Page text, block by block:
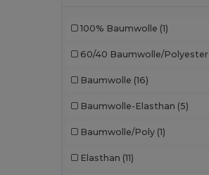
Larkwood (8)
Lee (2)
Les Filosophes
Malfini (92)
Malfini Premium (18)
Mantis (20)
100% Baumwolle (1)
60/40 Baumwolle/Polyester
Baumwolle (16)
Baumwolle-Elasthan (5)
Baumwolle/Poly (1)
Elasthan (11)